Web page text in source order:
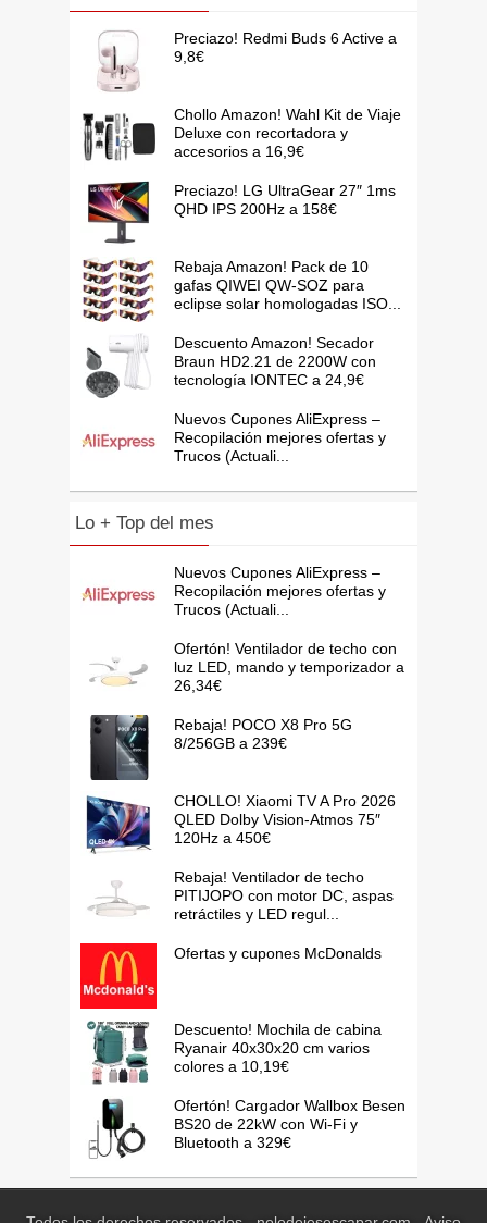
Preciazo! Redmi Buds 6 Active a
9,8€
Chollo Amazon! Wahl Kit de Viaje
Deluxe con recortadora y
accesorios a 16,9€
Preciazo! LG UltraGear 27″ 1ms
QHD IPS 200Hz a 158€
Rebaja Amazon! Pack de 10
gafas QIWEI QW-SOZ para
eclipse solar homologadas ISO...
Descuento Amazon! Secador
Braun HD2.21 de 2200W con
tecnología IONTEC a 24,9€
Nuevos Cupones AliExpress –
Recopilación mejores ofertas y
Trucos (Actuali...
Lo + Top del mes
Nuevos Cupones AliExpress –
Recopilación mejores ofertas y
Trucos (Actuali...
Ofertón! Ventilador de techo con
luz LED, mando y temporizador a
26,34€
Rebaja! POCO X8 Pro 5G
8/256GB a 239€
CHOLLO! Xiaomi TV A Pro 2026
QLED Dolby Vision-Atmos 75″
120Hz a 450€
Rebaja! Ventilador de techo
PITIJOPO con motor DC, aspas
retráctiles y LED regul...
Ofertas y cupones McDonalds
Descuento! Mochila de cabina
Ryanair 40x30x20 cm varios
colores a 10,19€
Ofertón! Cargador Wallbox Besen
BS20 de 22kW con Wi-Fi y
Bluetooth a 329€